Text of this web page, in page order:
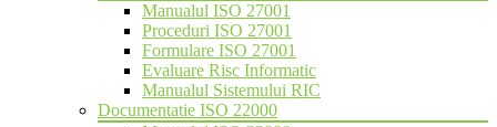
Manualul ISO 27001
Proceduri ISO 27001
Formulare ISO 27001
Evaluare Risc Informatic
Manualul Sistemului RIC
Documentatie ISO 22000